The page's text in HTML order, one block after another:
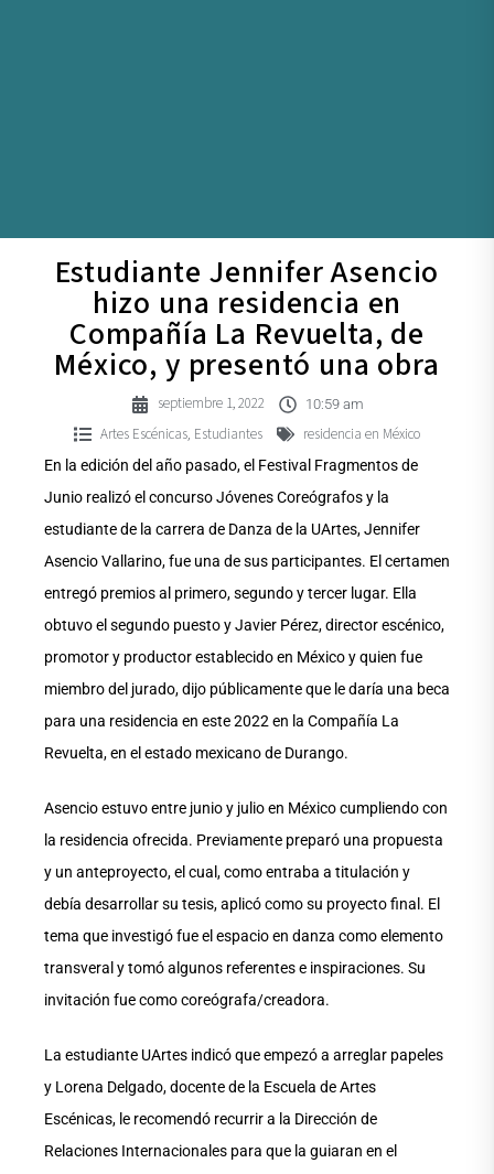
Estudiante Jennifer Asencio
hizo una residencia en
Compañía La Revuelta, de
México, y presentó una obra
septiembre 1, 2022 10:59 am
Artes Escénicas, Estudiantes residencia en México
En la edición del año pasado, el Festival Fragmentos de
Junio realizó el concurso Jóvenes Coreógrafos y la
estudiante de la carrera de Danza de la UArtes, Jennifer
Asencio Vallarino, fue una de sus participantes. El certamen
entregó premios al primero, segundo y tercer lugar. Ella
obtuvo el segundo puesto y Javier Pérez, director escénico,
promotor y productor establecido en México y quien fue
miembro del jurado, dijo públicamente que le daría una beca
para una residencia en este 2022 en la Compañía La
Revuelta, en el estado mexicano de Durango.
Asencio estuvo entre junio y julio en México cumpliendo con
la residencia ofrecida. Previamente preparó una propuesta
y un anteproyecto, el cual, como entraba a titulación y
debía desarrollar su tesis, aplicó como su proyecto final. El
tema que investigó fue el espacio en danza como elemento
transveral y tomó algunos referentes e inspiraciones. Su
invitación fue como coreógrafa/creadora.
La estudiante UArtes indicó que empezó a arreglar papeles
y Lorena Delgado, docente de la Escuela de Artes
Escénicas, le recomendó recurrir a la Dirección de
Relaciones Internacionales para que la guiaran en el